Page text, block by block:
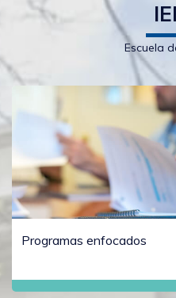
Escuela
Programas enfocados